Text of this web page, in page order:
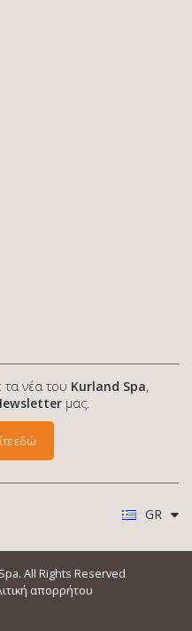
τα νέα του Kurland Spa,
μας.
εδώ
GR
All Rights Reserved
απορρήτου